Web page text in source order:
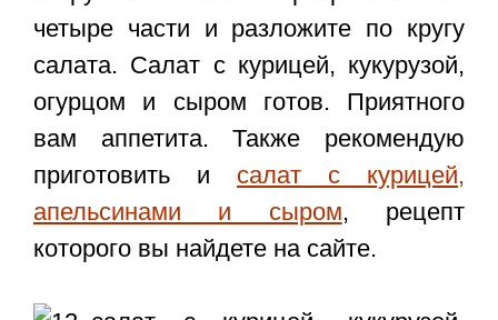
четыре части и разложите по кругу
салата. Салат с курицей, кукурузой,
огурцом и сыром готов. Приятного
вам аппетита. Также рекомендую
приготовить и салат с курицей,
апельсинами и сыром, рецепт
которого вы найдете на сайте.